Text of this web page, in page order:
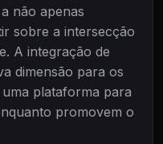
não apenas
sobre a intersecção
A integração de
dimensão para os
plataforma para
promovem o